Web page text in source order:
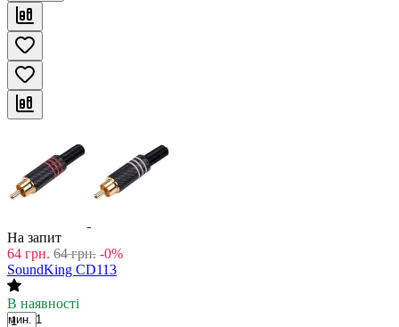
На запит
64 грн. 64 грн. -0%
SoundKing CD113
В наявності
мин. 1